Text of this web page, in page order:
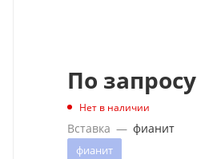
По запросу
Нет в наличии
Вставка — фианит
фианит